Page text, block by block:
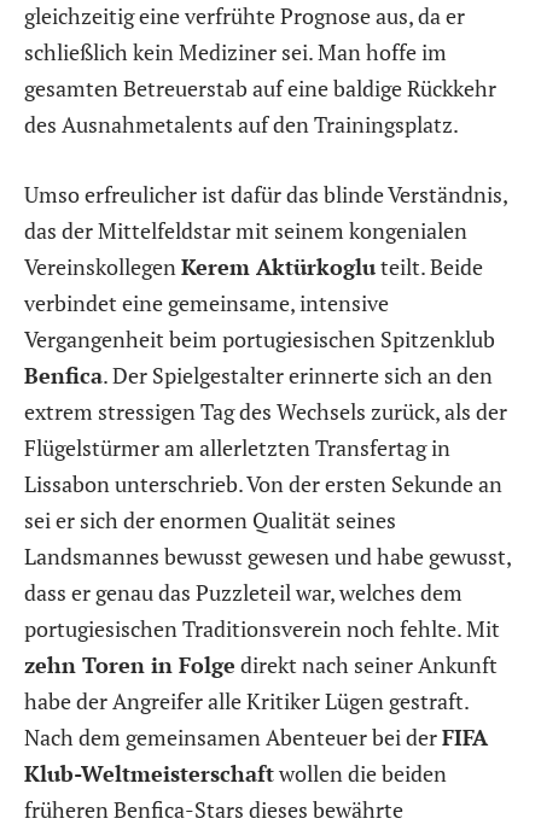
gleichzeitig eine verfrühte Prognose aus, da er
schließlich kein Mediziner sei. Man hoffe im
gesamten Betreuerstab auf eine baldige Rückkehr
des Ausnahmetalents auf den Trainingsplatz.
Umso erfreulicher ist dafür das blinde Verständnis,
das der Mittelfeldstar mit seinem kongenialen
Vereinskollegen Kerem Aktürkogluteilt. Beide
verbindet eine gemeinsame, intensive
Vergangenheit beim portugiesischen Spitzenklub
Benfica. Der Spielgestalter erinnerte sich an den
extrem stressigen Tag des Wechsels zurück, als der
Flügelstürmer am allerletzten Transfertag in
Lissabon unterschrieb. Von der ersten Sekunde an
sei er sich der enormen Qualität seines
Landsmannes bewusst gewesen und habe gewusst,
dass er genau das Puzzleteil war, welches dem
portugiesischen Traditionsverein noch fehlte. Mit
zehn Toren in Folge direkt nach seiner Ankunft
habe der Angreifer alle Kritiker Lügen gestraft.
Nach dem gemeinsamen Abenteuer bei derFIFA
Klub-Weltmeisterschaftwollen die beiden
früheren Benfica-Stars dieses bewährte